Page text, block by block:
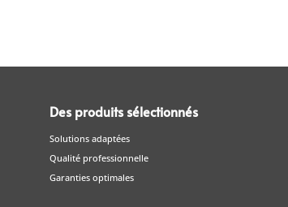
Des produits sélectionnés
Solutions adaptées
Qualité professionnelle
Garanties optimales